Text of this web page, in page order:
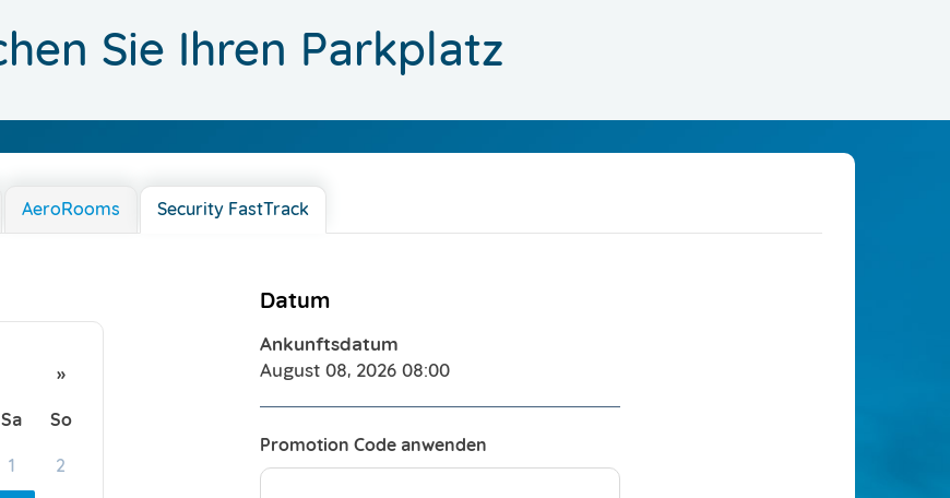
Sie Ihren Parkplatz
AeroRooms Security FastTrack
»
Sa So
1 2
Datum
Ankunftsdatum
August 08, 2026 08:00
Promotion Code anwenden